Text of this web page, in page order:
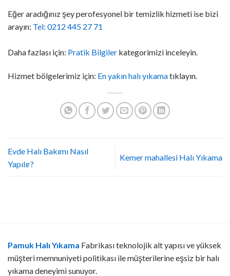
Eğer aradığınız şey perofesyonel bir temizlik hizmeti ise bizi
arayın: Tel: 0212 445 27 71
Daha fazlası için: Pratik Bilgiler kategorimizi inceleyin.
Hizmet bölgelerimiz için: En yakın halı yıkamatıklayın.
Evde Halı Bakımı Nasıl
Yapılır?
Kemer mahallesi Halı Yıkama
Pamuk Halı Yıkama Fabrikası teknolojik alt yapısı ve yüksek
müşteri memnuniyeti politikası ile müşterilerine eşsiz bir halı
yıkama deneyimi sunuyor.